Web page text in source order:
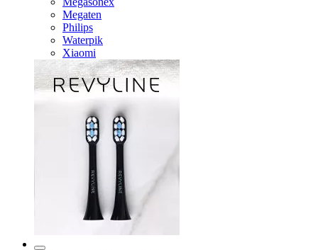
Megaten
Philips
Waterpik
Xiaomi